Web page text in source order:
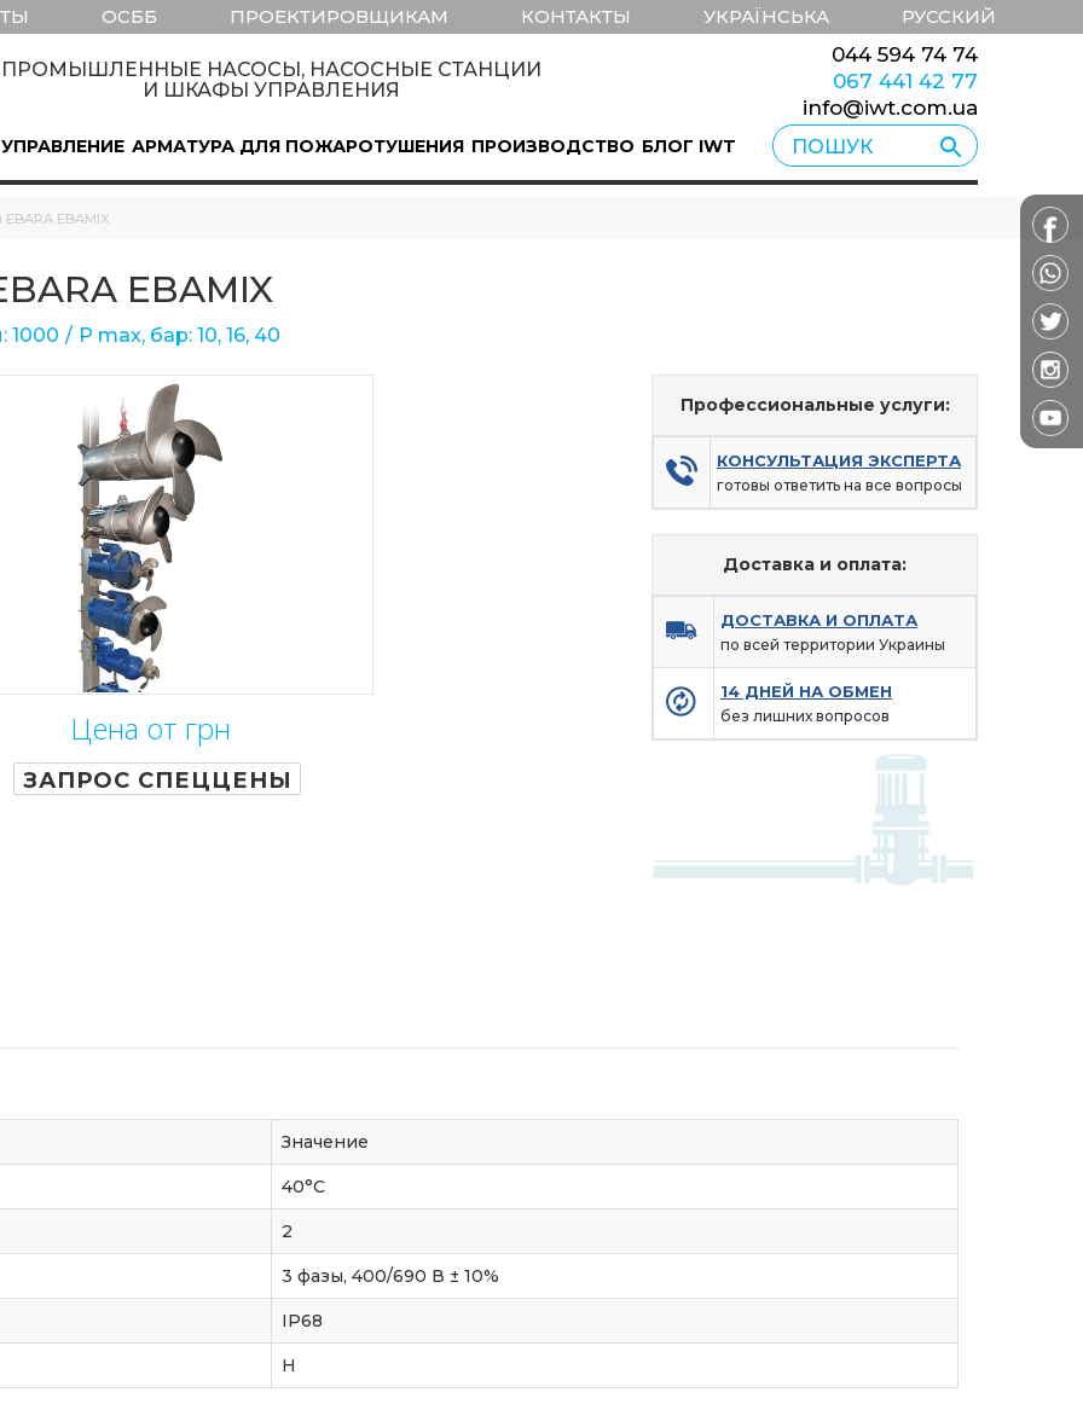
ОСББ ПРОЕКТИРОВЩИКАМ КОНТАКТЫ УКРАЇНСЬКА РУССКИЙ
ПРОМЫШЛЕННЫЕ НАСОСЫ, НАСОСНЫЕ СТАНЦИИ
И ШКАФЫ УПРАВЛЕНИЯ
044 594 74 74
067 441 42 77
info@iwt.com.ua
АРМАТУРА ДЛЯ ПОЖАРОТУШЕНИЯ ПРОИЗВОДСТВО БЛОГ IWT
EBAMIX
EBAMIX
1000 Р max, бар: 10, 16, 40
Цена от грн
ЗАПРОС СПЕЦЦЕНЫ
Профессиональные услуги:
КОНСУЛЬТАЦИЯ ЭКСПЕРТА
готовы ответить на все вопросы
Доставка и оплата:
ДОСТАВКА И ОПЛАТА
по всей территории Украины
14 ДНЕЙ НА ОБМЕН
без лишних вопросов
Значение
40°C
2
3 фазы, 400/690 В ± 10%
IP68
Н